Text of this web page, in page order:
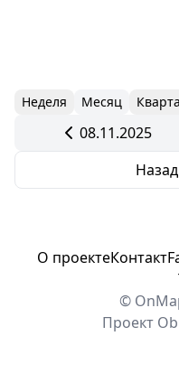
Неделя Месяц
08.11.2025
О проектеКонтакт
©
Проект